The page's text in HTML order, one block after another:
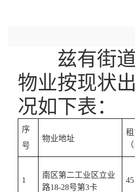
兹有街道
物业按现状
况如下表：
序
号
物业地址
1
南区第二工业区立业
路18-28号第3卡
45